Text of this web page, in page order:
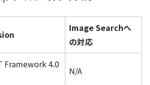
Image Searchへ
の対応
Framework 4.0
N/A